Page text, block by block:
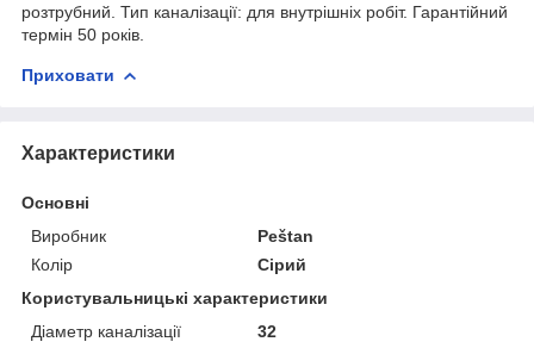
розтрубний. Тип каналізації: для внутрішніх робіт. Гарантійний
термін 50 років.
Приховати
Характеристики
Основні
Виробник
Peštan
Колір
Сірий
Користувальницькі характеристики
Діаметр каналізації
32